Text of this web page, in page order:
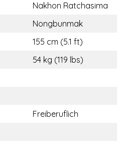
Nakhon Ratchasima
Nongbunmak
155 cm (5.1 ft)
54 kg (119 lbs)
Freiberuflich